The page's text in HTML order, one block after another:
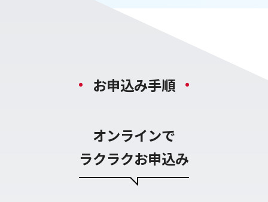
お申込み手順
オンラインで
ラクラクお申込み